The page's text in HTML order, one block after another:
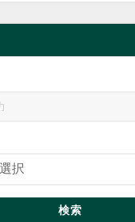
検索